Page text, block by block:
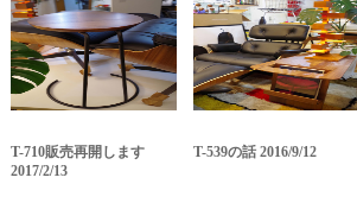
T-710販売再開します
2017/2/13
T-539の話 2016/9/12